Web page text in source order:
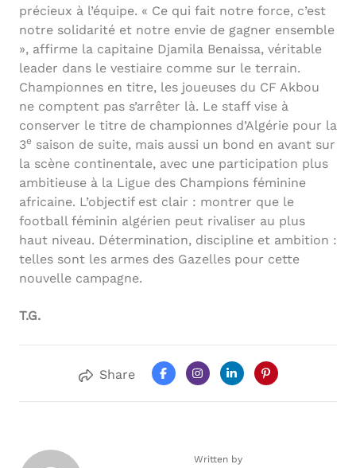
précieux à l’équipe. « Ce qui fait notre force, c’est
notre solidarité et notre envie de gagner ensemble
», affirme la capitaine Djamila Benaissa, véritable
leader dans le vestiaire comme sur le terrain.
Championnes en titre, les joueuses du CF Akbou
ne comptent pas s’arrêter là. Le staff vise à
conserver le titre de championnes d’Algérie pour la
3e saison de suite, mais aussi un bond en avant sur
la scène continentale, avec une participation plus
ambitieuse à la Ligue des Champions féminine
africaine. L’objectif est clair : montrer que le
football féminin algérien peut rivaliser au plus
haut niveau. Détermination, discipline et ambition :
telles sont les armes des Gazelles pour cette
nouvelle campagne.
T.G.
Share
Written by